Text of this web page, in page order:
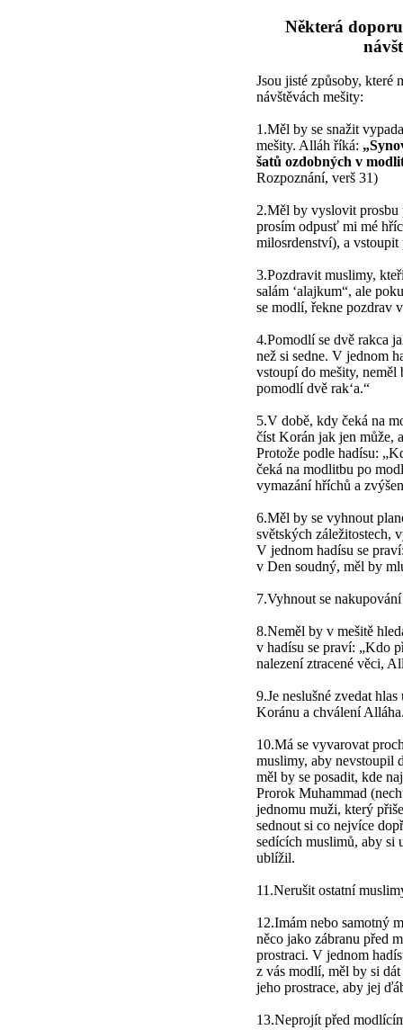
Některá
Jsou jisté způsoby, které
návštěvách mešity:
1.Měl by se snažit
mešity. Alláh říká:
šatů ozdobných v
Rozpoznání, verš 31)
2.Měl by vyslovit prosbu
prosím odpusť mi mé
milosrdenství), a vstoupit
3.Pozdravit muslimy,
salám ‘alajkum“, ale
se modlí, řekne pozdrav
4.Pomodlí se dvě rakca
než si sedne. V jednom
vstoupí do mešity, neměl
pomodlí dvě rak‘a.“
5.V době, kdy čeká na
číst Korán jak jen může,
Protože podle hadísu:
čeká na modlitbu po
vymazání hříchů a
6.Měl by se vyhnout
světských záležitostech,
V jednom hadísu se
v Den soudný, měl by
7.Vyhnout se
8.Neměl by v mešitě
v hadísu se praví: „Kdo
nalezení ztracené věci,
9.Je neslušné zvedat
Koránu a chválení
10.Má se vyvarovat
muslimy, aby nevstoupil
měl by se posadit, kde
Prorok Muhammad
jednomu muži, který
sednout si co nejvíce
sedících muslimů, aby si
ublížil.
11.Nerušit ostatní
12.Imám nebo samotný
něco jako zábranu před
prostraci. V jednom
z vás modlí, měl by si
jeho prostrace, aby jej
13.Neprojít před